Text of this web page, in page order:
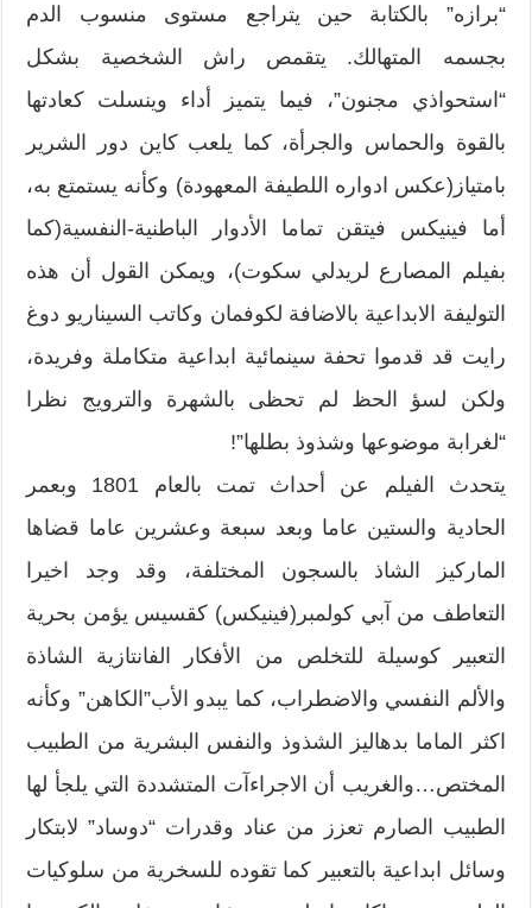
“برازه” بالكتابة حين يتراجع مستوى منسوب الدم
بجسمه المتهالك. يتقمص راش الشخصية بشكل
“استحواذي مجنون”، فيما يتميز أداء وينسلت كعادتها
بالقوة والحماس والجرأة، كما يلعب كاين دور الشرير
بامتياز(عكس ادواره اللطيفة المعهودة) وكأنه يستمتع به،
أما فينيكس فيتقن تماما الأدوار الباطنية-النفسية(كما
بفيلم المصارع لريدلي سكوت)، ويمكن القول أن هذه
التوليفة الابداعية بالاضافة لكوفمان وكاتب السيناريو دوغ
رايت قد قدموا تحفة سينمائية ابداعية متكاملة وفريدة،
ولكن لسؤ الحظ لم تحظى بالشهرة والترويج نظرا
“لغرابة موضوعها وشذوذ بطلها”!
يتحدث الفيلم عن أحداث تمت بالعام 1801 وبعمر
الحادية والستين عاما وبعد سبعة وعشرين عاما قضاها
الماركيز الشاذ بالسجون المختلفة، وقد وجد اخيرا
التعاطف من آبي كولمبر(فينيكس) كقسيس يؤمن بحرية
التعبير كوسيلة للتخلص من الأفكار الفانتازية الشاذة
والألم النفسي والاضطراب، كما يبدو الأب”الكاهن” وكأنه
اكثر الماما بدهاليز الشذوذ والنفس البشرية من الطبيب
المختص…والغريب أن الاجراءآت المتشددة التي يلجأ لها
الطبيب الصارم تعزز من عناد وقدرات “دوساد” لابتكار
وسائل ابداعية بالتعبير كما تقوده للسخرية من سلوكيات